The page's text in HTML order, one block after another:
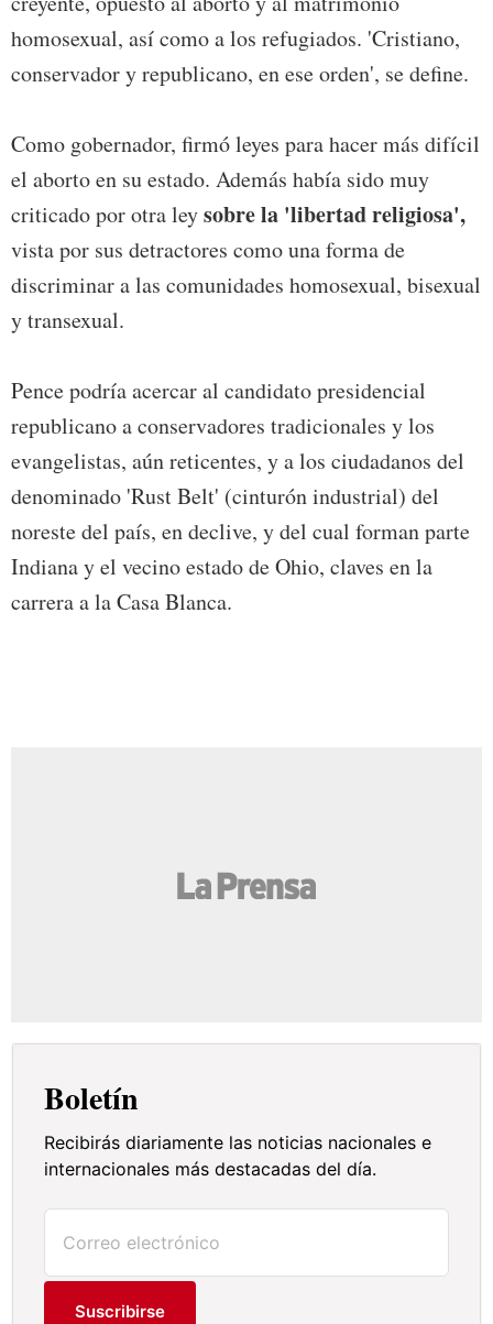
homosexual, así como a los refugiados. 'Cristiano,
conservador y republicano, en ese orden', se define.
Como gobernador, firmó leyes para hacer más difícil
el aborto en su estado. Además había sido muy
criticado por otra leysobre la 'libertad religiosa',
vista por sus detractores como una forma de
discriminar a las comunidades homosexual, bisexual
y transexual.
Pence podría acercar al candidato presidencial
republicano a conservadores tradicionales y los
evangelistas, aún reticentes, y a los ciudadanos del
denominado 'Rust Belt' (cinturón industrial) del
noreste del país, en declive, y del cual forman parte
Indiana y el vecino estado de Ohio, claves en la
carrera a la Casa Blanca.
Boletín
Recibirás diariamente las noticias nacionales e
internacionales más destacadas del día.
Suscribirse